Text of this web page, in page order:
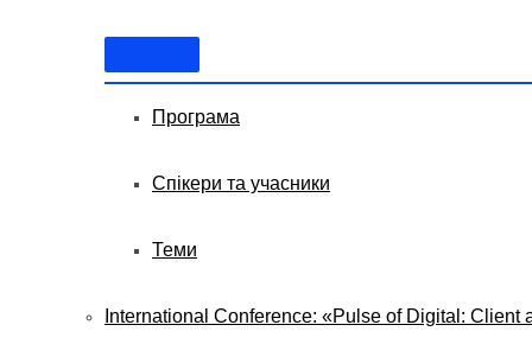
Програма
Спікери та учасники
Теми
International Conference: «Pulse of Digital: Client